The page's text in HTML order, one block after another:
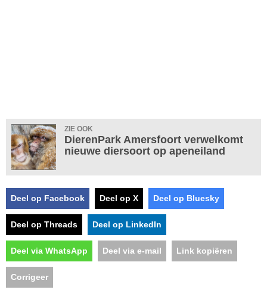
ZIE OOK
DierenPark Amersfoort verwelkomt
nieuwe diersoort op apeneiland
Deel op Facebook Deel op X Deel op Bluesky
Deel op Threads Deel op LinkedIn
Deel via WhatsApp Deel via e-mail Link kopiëren
Corrigeer